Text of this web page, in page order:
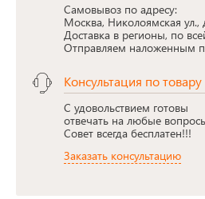
Самовывоз по адресу:
Москва, Николоямская ул.,
Доставка в регионы, по
Отправляем наложенным
Консультация по товару
С удовольствием готовы
отвечать на любые
Совет всегда бесплатен!!!
Заказать консультацию